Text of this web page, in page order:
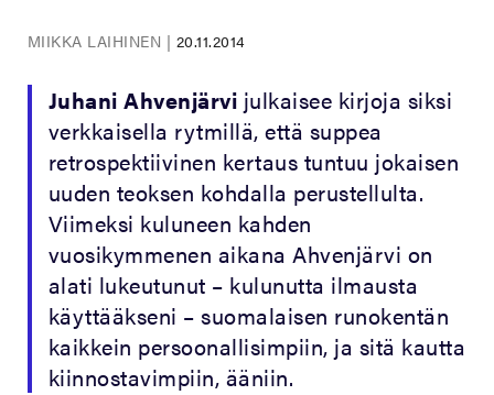
MIIKKA LAIHINEN | 20.11.2014
Juhani Ahvenjärvi julkaisee kirjoja siksi
verkkaisella rytmillä, että suppea
retrospektiivinen kertaus tuntuu jokaisen
uuden teoksen kohdalla perustellulta.
Viimeksi kuluneen kahden
vuosikymmenen aikana Ahvenjärvi on
alati lukeutunut – kulunutta ilmausta
käyttääkseni – suomalaisen runokentän
kaikkein persoonallisimpiin, ja sitä kautta
kiinnostavimpiin, ääniin.